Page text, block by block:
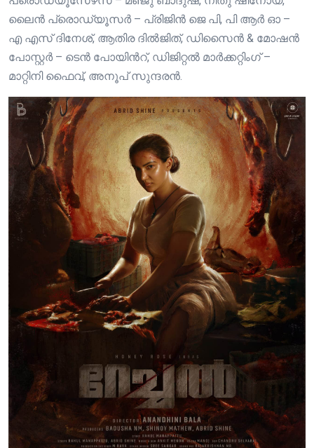
ലൈൻ പ്രൊഡ്യൂസർ – പ്രിജിൻ ജെ പി, പി ആർ ഓ –
എ എസ് ദിനേശ്, ആതിര ദിൽജിത്, ഡിസൈൻ & മോഷൻ
പോസ്റ്റർ – ടെൻ പോയിൻറ്, ഡിജിറ്റൽ മാർക്കറ്റിംഗ് –
മാറ്റിനി ഫൈവ്, അനൂപ് സുന്ദരൻ.